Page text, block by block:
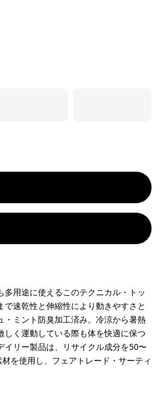
多用途に使えるこのテクニカル・トッ
で速乾性と伸縮性により動きやすさと
・ミント防臭加工済み。冷涼から暑熱
しく運動している際も体を快適に保つ
イリー製品は、リサイクル成分を50〜
を使用し、フェアトレード・サーティ